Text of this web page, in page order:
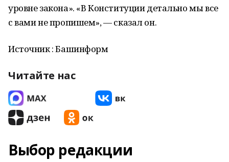
уровне закона». «В Конституции детально мы все
с вами не пропишем», — сказал он.
Источник : Башинформ
Читайте нас
Выбор редакции